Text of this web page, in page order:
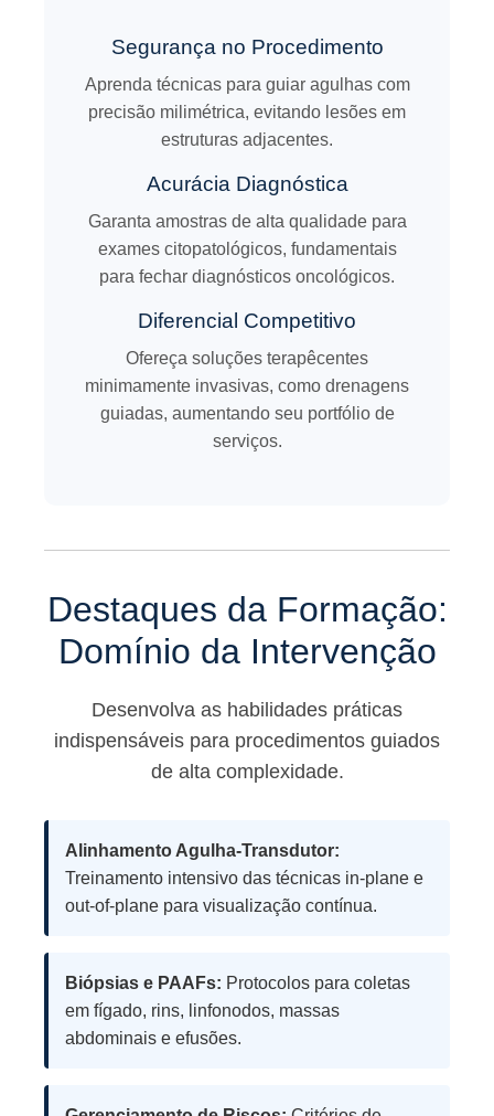
Segurança no Procedimento
Aprenda técnicas para guiar agulhas com
precisão milimétrica, evitando lesões em
estruturas adjacentes.
Acurácia Diagnóstica
Garanta amostras de alta qualidade para
exames citopatológicos, fundamentais
para fechar diagnósticos oncológicos.
Diferencial Competitivo
Ofereça soluções terapêcentes
minimamente invasivas, como drenagens
guiadas, aumentando seu portfólio de
serviços.
Destaques da Formação:
Domínio da Intervenção
Desenvolva as habilidades práticas
indispensáveis para procedimentos guiados
de alta complexidade.
Alinhamento Agulha-Transdutor:
Treinamento intensivo das técnicas in-plane e
out-of-plane para visualização contínua.
Biópsias e PAAFs: Protocolos para coletas
em fígado, rins, linfonodos, massas
abdominais e efusões.